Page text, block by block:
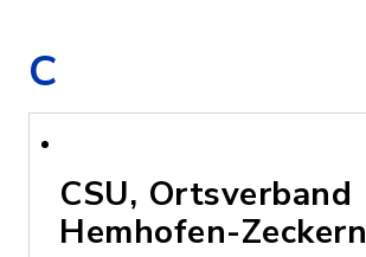
C
CSU, Ortsverband
Hemhofen-Zeckern